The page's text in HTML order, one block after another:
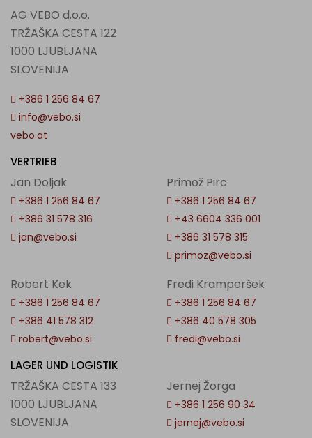
AG VEBO d.o.o.
TRŽAŠKA CESTA 122
1000 LJUBLJANA
SLOVENIJA
+386 1 256 84 67
info@vebo.si
vebo.at
VERTRIEB
Jan Doljak
+386 1 256 84 67
+386 31 578 316
jan@vebo.si
Primož Pirc
+386 1 256 84 67
+43 6604 336 001
+386 31 578 315
primoz@vebo.si
Robert Kek
+386 1 256 84 67
+386 41 578 312
robert@vebo.si
Fredi Kramperšek
+386 1 256 84 67
+386 40 578 305
fredi@vebo.si
LAGER UND LOGISTIK
TRŽAŠKA CESTA 133
1000 LJUBLJANA
SLOVENIJA
Jernej Žorga
+386 1 256 90 34
jernej@vebo.si